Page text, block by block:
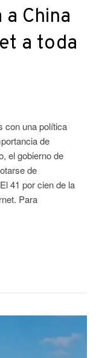
China
a toda
con una política
de
el gobierno de
de
41 por cien de la
Para